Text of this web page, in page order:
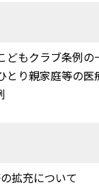
もクラブ条例の
り親家庭等の医
拡充について